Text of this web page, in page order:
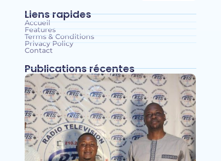
Liens rapides
Accueil
Features
Terms & Conditions
Privacy Policy
Contact
Publications récentes